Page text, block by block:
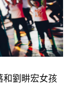
和劉畊宏女孩